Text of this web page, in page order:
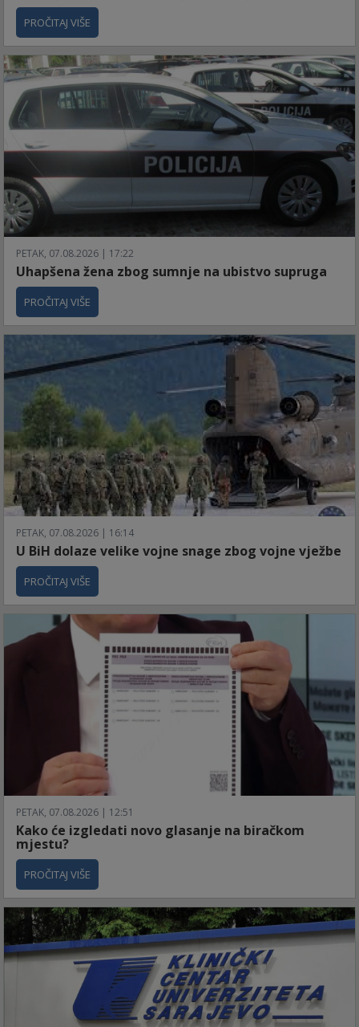
PROČITAJ VIŠE
PETAK, 07.08.2026 | 17:22
Uhapšena žena zbog sumnje na ubistvo supruga
PROČITAJ VIŠE
PETAK, 07.08.2026 | 16:14
U BiH dolaze velike vojne snage zbog vojne vježbe
PROČITAJ VIŠE
PETAK, 07.08.2026 | 12:51
Kako će izgledati novo glasanje na biračkom
mjestu?
PROČITAJ VIŠE